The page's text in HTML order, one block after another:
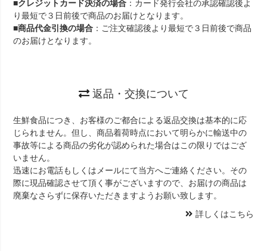
■クレジットカード決済の場合 ：カード発行会社の承認確認後よ
り最短で３日前後で商品のお届けとなります。
■商品代金引換の場合 ：ご注文確認後より最短で３日前後で商品
のお届けとなります。
返品・交換について
生鮮食品につき、お客様のご都合による返品交換は基本的に応
じられません。但し、商品着荷時点において明らかに輸送中の
事故等による商品の劣化が認められた場合はこの限りではござ
いません。
迅速にお電話もしくはメールにて当方へご連絡ください。その
際に現品確認させて頂く事がございますので、お届けの商品は
廃棄なさらずに保存いただきますようお願い致します。
詳しくはこちら